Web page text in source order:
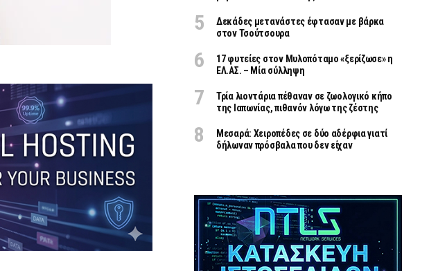
Δεκάδες μετανάστες έφτασαν με βάρκα
στον Τσούτσουρα
17 φυτείες στον Μυλοπόταμο «ξερίζωσε» η
ΕΛ.ΑΣ. – Μία σύλληψη
Τρία λιοντάρια πέθαναν σε ζωολογικό κήπο
της Ιαπωνίας, πιθανόν λόγω της ζέστης
Μεσαρά: Χειροπέδες σε δύο αδέρφια γιατί
δήλωναν πρόσβαλα που δεν είχαν